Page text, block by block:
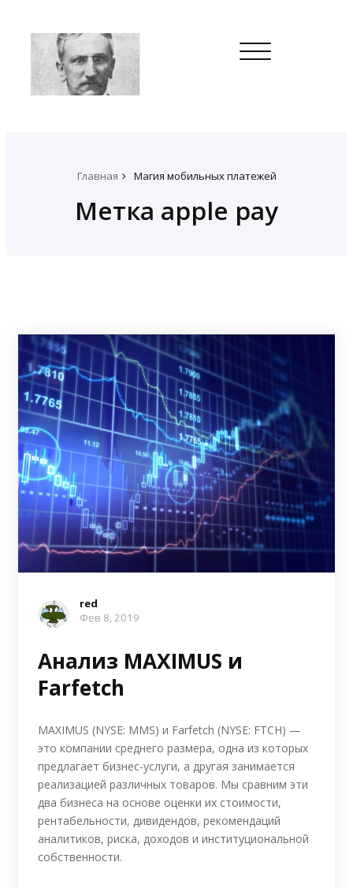
Toggle
navigation
Главная Магия мобильных платежей
Метка apple pay
red
Фев 8, 2019
Анализ MAXIMUS и
Farfetch
MAXIMUS (NYSE: MMS) и Farfetch (NYSE: FTCH) —
это компании среднего размера, одна из которых
предлагает бизнес-услуги, а другая занимается
реализацией различных товаров. Мы сравним эти
два бизнеса на основе оценки их стоимости,
рентабельности, дивидендов, рекомендаций
аналитиков, риска, доходов и институциональной
собственности.